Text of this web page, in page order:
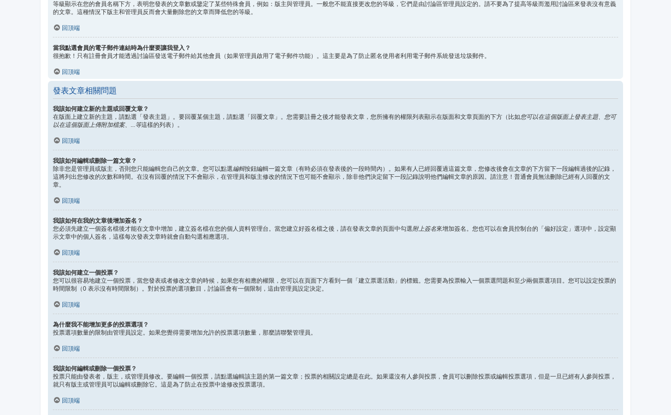
等級顯示在您的會員名稱下方，表明您發表的文章數或鑒定了某些特殊會員，例如：版主與管理員。一般您不能直接更改您的等級，它們是由討論區管理員設定的。請不要為了提高等級而濫用討論區來發表沒有意義
的文章。這種情況下版主和管理員反而會大量刪除您的文章而降低您的等級。
回頂端
當我點選會員的電子郵件連結時為什麼要讓我登入？
很抱歉！只有註冊會員才能透過討論區發送電子郵件給其他會員（如果管理員啟用了電子郵件功能）。這主要是為了防止匿名使用者利用電子郵件系統發送垃圾郵件。
回頂端
發表文章相關問題
我該如何建立新的主題或回覆文章？
在版面上建立新的主題，請點選「發表主題」。要回覆某個主題，請點選「回覆文章」。您需要註冊之後才能發表文章，您所擁有的權限列表顯示在版面和文章頁面的下方（比如您可以在這個版面上發表主題、您可
以在這個版面上傳附加檔案、...等這樣的列表）。
回頂端
我該如何編輯或刪除一篇文章？
除非您是管理員或版主，否則您只能編輯您自己的文章。您可以點選編輯按鈕編輯一篇文章（有時必須在發表後的一段時間內）。如果有人已經回覆過這篇文章，您修改後會在文章的下方留下一段編輯過後的記錄，
這將列出您修改的次數和時間。在沒有回覆的情況下不會顯示，在管理員和版主修改的情況下也可能不會顯示，除非他們決定留下一段記錄說明他們編輯文章的原因。請注意！普通會員無法刪除已經有人回覆的文
章。
回頂端
我該如何在我的文章後增加簽名？
您必須先建立一個簽名檔後才能在文章中增加，建立簽名檔在您的個人資料管理台。當您建立好簽名檔之後，請在發表文章的頁面中勾選附上簽名來增加簽名。您也可以在會員控制台的「偏好設定」選項中，設定顯
示文章中的個人簽名，這樣每次發表文章時就會自動勾選相應選項。
回頂端
我該如何建立一個投票？
您可以很容易地建立一個投票，當您發表或者修改文章的時候，如果您有相應的權限，您可以在頁面下方看到一個「建立票選活動」的標籤。您需要為投票輸入一個票選問題和至少兩個票選項目。您可以設定投票的
時間限制（0 表示沒有時間限制）。對於投票的選項數目，討論區會有一個限制，這由管理員設定決定。
回頂端
為什麼我不能增加更多的投票選項？
投票選項數量的限制由管理員設定。如果您覺得需要增加允許的投票選項數量，那麼請聯繫管理員。
回頂端
我該如何編輯或刪除一個投票？
投票只能由發表者，版主，或管理員修改。要編輯一個投票，請點選編輯該主題的第一篇文章；投票的相關設定總是在此。如果還沒有人參與投票，會員可以刪除投票或編輯投票選項，但是一旦已經有人參與投票，
就只有版主或管理員可以編輯或刪除它。這是為了防止在投票中途修改投票選項。
回頂端